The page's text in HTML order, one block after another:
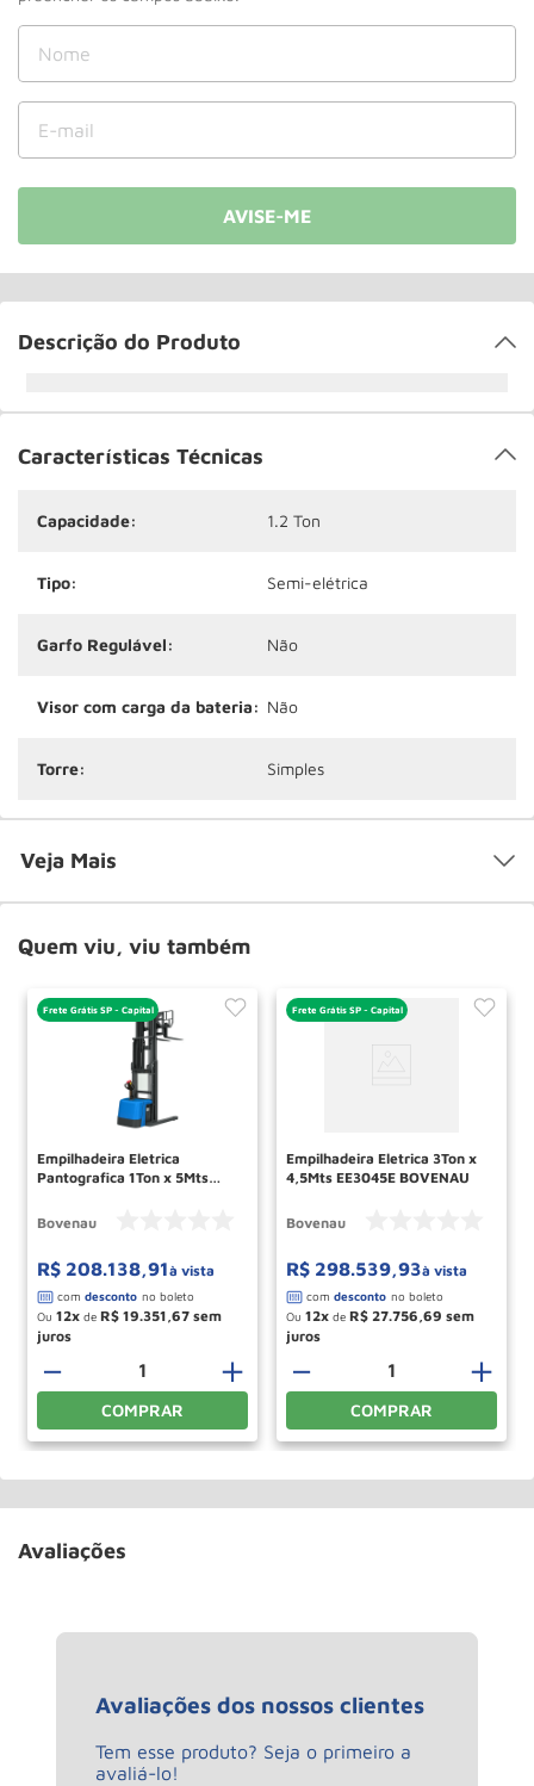
Descrição do Produto
Características Técnicas
Capacidade: 1.2 Ton
Tipo: Semi-elétrica
Garfo Regulável: Não
Visor com carga da bateria: Não
Torre: Simples
Veja Mais
Quem viu, viu também
Frete Grátis SP - Capital
Empilhadeira Eletrica
Pantografica 1Ton x 5Mts
Bovenau
R$ 208.138 91à vista
Ou 12 de R$ 19.351 67
＋
－
COMPRAR
Frete Grátis SP - Capital
Empilhadeira Eletrica 3Ton x
4,5Mts EE3045E BOVENAU
Bovenau
R$ 298.539 93à vista
Ou 12 de R$ 27.756 69
＋
－
COMPRAR
Avaliações
Avaliações dos nossos clientes
Tem esse produto? Seja o primeiro a
avaliá-lo!